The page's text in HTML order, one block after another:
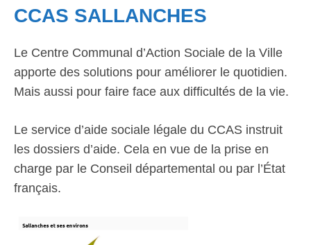
CCAS SALLANCHES
Le Centre Communal d’Action Sociale de la Ville
apporte des solutions pour améliorer le quotidien.
Mais aussi pour faire face aux difficultés de la vie.
Le service d’aide sociale légale du CCAS instruit
les dossiers d’aide. Cela en vue de la prise en
charge par le Conseil départemental ou par l’État
français.